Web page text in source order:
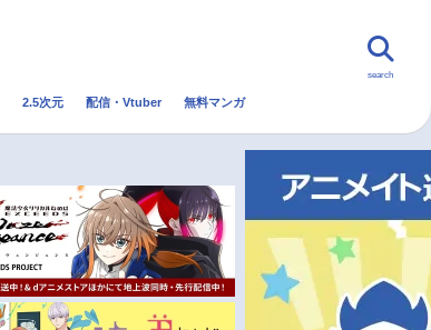
トレンド 無料マンガ
秋アニメ
冬アニメ
search
2.5次元 配信・Vtuber 無料マンガ